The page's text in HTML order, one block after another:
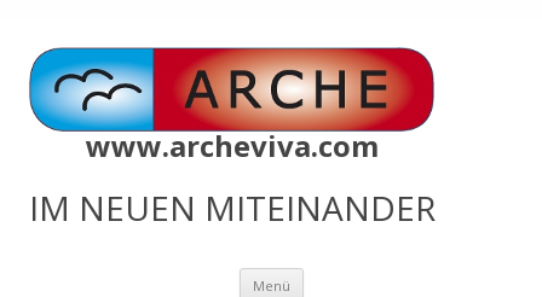
www.archeviva.com
IM NEUEN MITEINANDER
Menü Zum